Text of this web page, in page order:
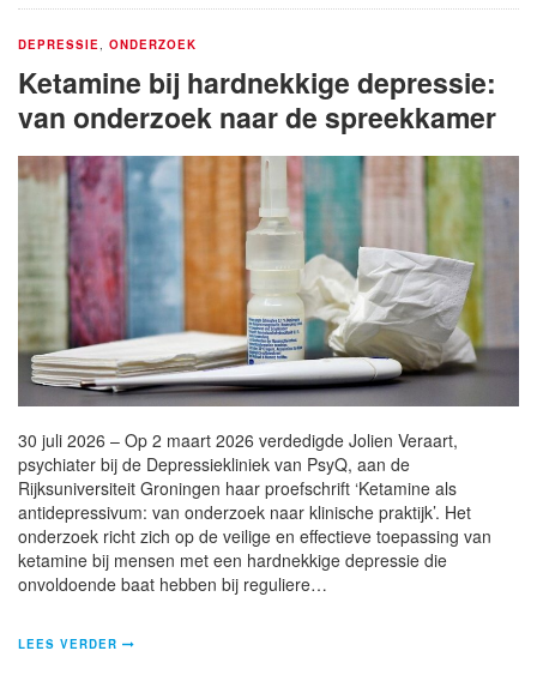
DEPRESSIE, ONDERZOEK
Ketamine bij hardnekkige depressie:
van onderzoek naar de spreekkamer
30 juli 2026 – Op 2 maart 2026 verdedigde Jolien Veraart,
psychiater bij de Depressiekliniek van PsyQ, aan de
Rijksuniversiteit Groningen haar proefschrift ‘Ketamine als
antidepressivum: van onderzoek naar klinische praktijk’. Het
onderzoek richt zich op de veilige en effectieve toepassing van
ketamine bij mensen met een hardnekkige depressie die
onvoldoende baat hebben bij reguliere…
LEES VERDER